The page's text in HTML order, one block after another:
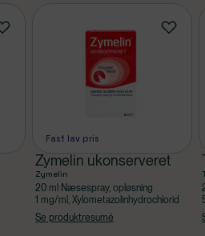
Fast lav pris
Zymelin ukonserveret
Zymelin
20 ml Næsespray, opløsning
1 mg/ml, Xylometazolinhydrochlorid
Se produktresumé